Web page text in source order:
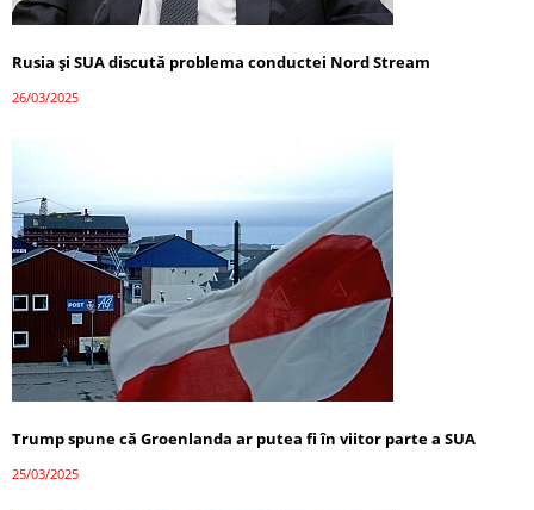
Rusia și SUA discută problema conductei Nord Stream
26/03/2025
Trump spune că Groenlanda ar putea fi în viitor parte a SUA
25/03/2025